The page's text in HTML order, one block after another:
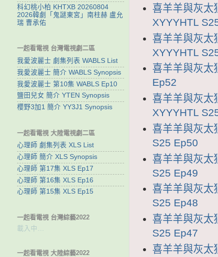
喜羊羊與灰太
XYYYHTL
喜羊羊與灰太
XYYYHTL
喜羊羊與灰太
Ep52
喜羊羊與灰太
XYYYHTL
喜羊羊與灰太
S25 Ep50
喜羊羊與灰太
S25 Ep49
喜羊羊與灰太
S25 Ep48
喜羊羊與灰太
S25 Ep47
喜羊羊與灰太
科幻桃小柏 KHTXB 20260804
2026韓劇「鬼謎東宮」南柱赫 盧允
瑞 曹承佑
一起看電視 台灣電視劇二區
我愛波麗士 劇集列表 WABLS List
我愛波麗士 簡介 WABLS Synopsis
我愛波麗士 第10集 WABLS Ep10
鹽田兒女 簡介 YTEN Synopsis
櫻野3加1 簡介 YY3J1 Synopsis
一起看電視 大陸電視劇二區
心理師 劇集列表 XLS List
心理師 簡介 XLS Synopsis
心理師 第17集 XLS Ep17
心理師 第16集 XLS Ep16
心理師 第15集 XLS Ep15
一起看電視 台灣綜藝2022
載入中…
一起看電視 大陸綜藝2022